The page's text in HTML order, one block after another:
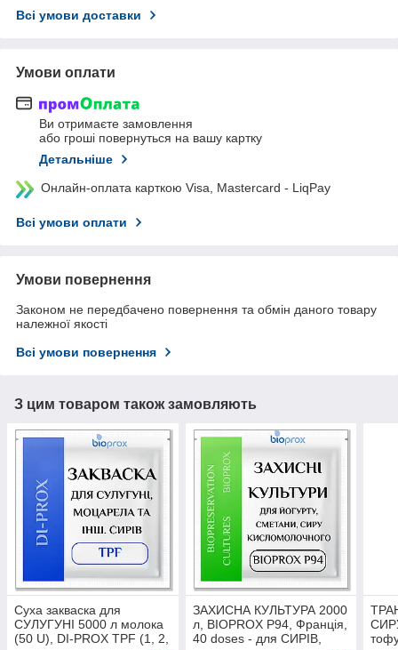
Всі умови доставки
Умови оплати
Ви отримаєте замовлення
або гроші повернуться на вашу картку
Детальніше
Онлайн-оплата карткою Visa, Mastercard - LiqPay
Всі умови оплати
Умови повернення
Законом не передбачено повернення та обмін даного товару
належної якості
Всі умови повернення
З цим товаром також замовляють
Суха закваска для
СУЛУГУНІ 5000 л молока
(50 U), DI-PROX TPF (1, 2,
ЗАХИСНА КУЛЬТУРА 2000
л, BIOPROX P94, Франція,
40 doses - для CИРІВ,